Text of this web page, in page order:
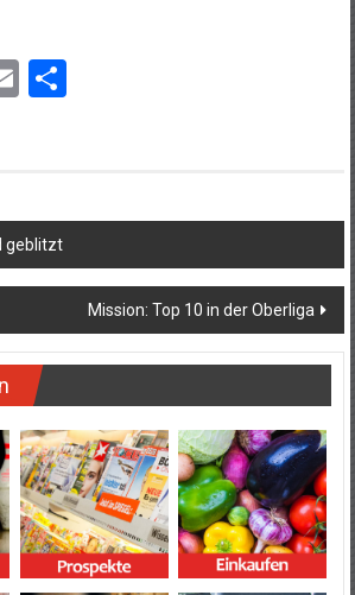
EmailTeilen
geblitzt
Mission: Top 10 in der Oberliga